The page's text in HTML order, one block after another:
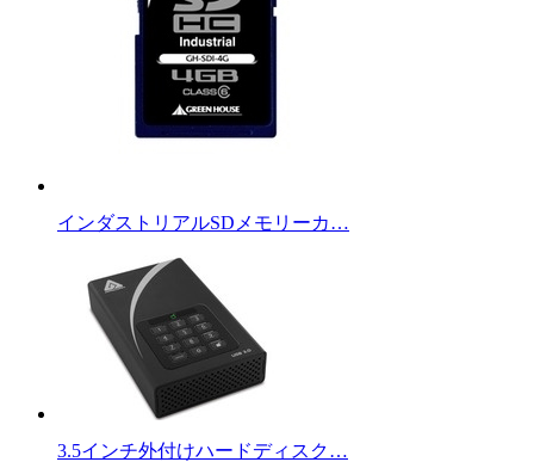
インダストリアルSDメモリーカ…
3.5インチ外付けハードディスク…